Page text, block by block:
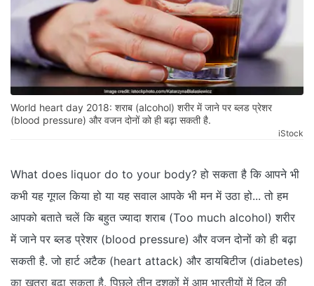
World heart day 2018: शराब (alcohol) शरीर में जाने पर ब्लड प्रेशर
(blood pressure) और वजन दोनों को ही बढ़ा सकती है.
iStock
What does liquor do to your body? हो सकता है कि आपने भी
कभी यह गूगल किया हो या यह सवाल आपके भी मन में उठा हो... तो हम
आपको बताते चलें कि बहुत ज्यादा शराब (Too much alcohol) शरीर
में जाने पर ब्लड प्रेशर (blood pressure) और वजन दोनों को ही बढ़ा
सकती है. जो हार्ट अटैक (heart attack) और डायबिटीज (diabetes)
का खतरा बढ़ा सकता है. पिछले तीन दशकों में आम भारतीयों में दिल की